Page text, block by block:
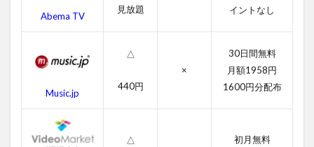
ス
ム
の
動
一
Abema TV
見放題
イントなし
Music.jp
△
440円
×
30日間無料
月額1958円
1600円分配布
△
初月無料